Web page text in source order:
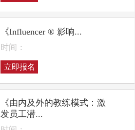
《Influencer ® 影响...
时间：
立即报名
《由内及外的教练模式：激
发员工潜...